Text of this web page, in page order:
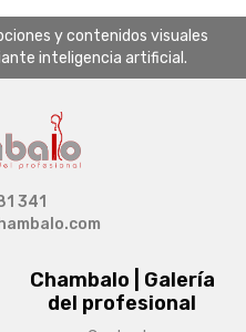
y contenidos visuales
inteligencia artificial.
Chambalo | Galería
del profesional
341